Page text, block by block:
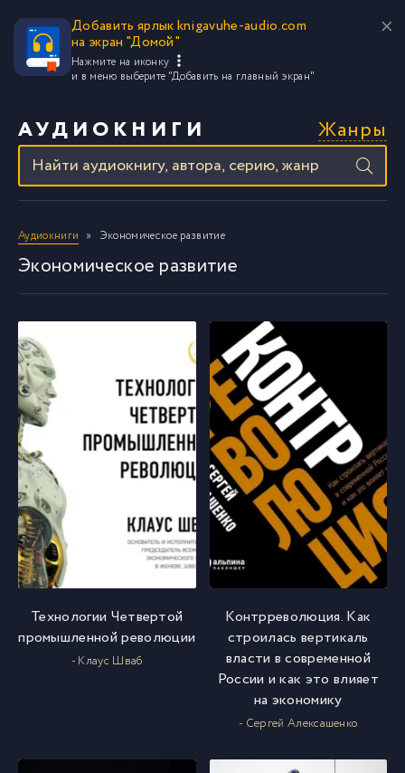
Добавить ярлык knigavuhe-audio.com
на экран "Домой"
Нажмите на иконку
и в меню выберите "Добавить на главный экран"
АУДИОКНИГИ Жанры
Аудиокниги Экономическое развитие
Экономическое развитие
Технологии Четвертой
промышленной революции
- Клаус Шваб
Контрреволюция. Как
строилась вертикаль
власти в современной
России и как это влияет
на экономику
- Сергей Алексашенко